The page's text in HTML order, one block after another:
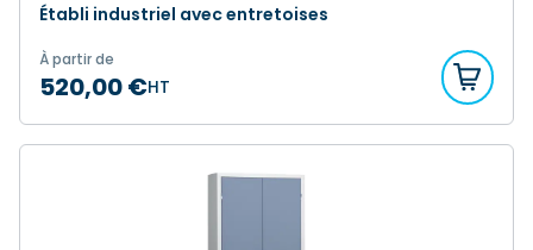
Établi industriel avec entretoises
À partir de
520,00 €HT